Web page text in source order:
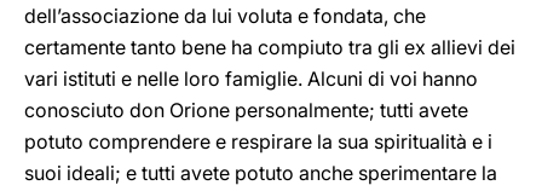
dell’associazione da lui voluta e fondata, che
certamente tanto bene ha compiuto tra gli ex allievi dei
vari istituti e nelle loro famiglie. Alcuni di voi hanno
conosciuto don Orione personalmente; tutti avete
potuto comprendere e respirare la sua spiritualità e i
suoi ideali; e tutti avete potuto anche sperimentare la